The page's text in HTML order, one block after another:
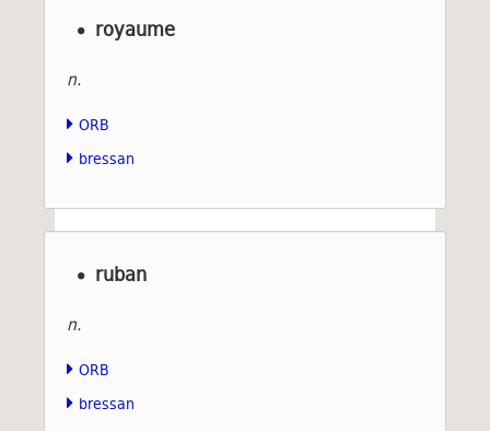
royaume
n.
ORB
bressan
ruban
n.
ORB
bressan